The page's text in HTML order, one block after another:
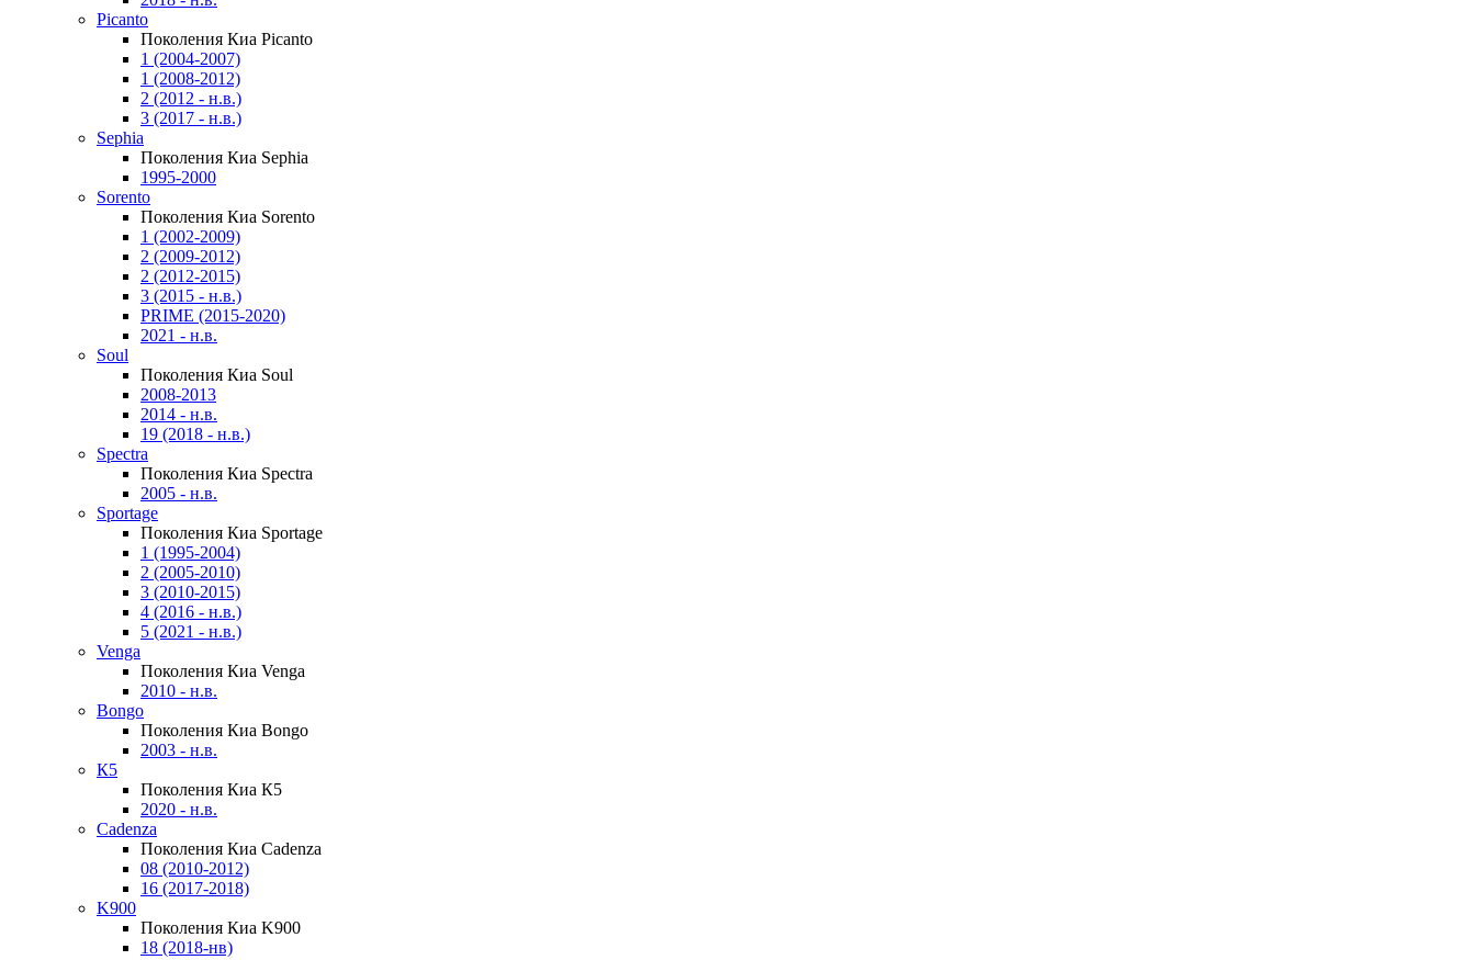
Picanto
Поколения Киа Picanto
1 (2004-2007)
1 (2008-2012)
2 (2012 - н.в.)
3 (2017 - н.в.)
Sephia
Поколения Киа Sephia
1995-2000
Sorento
Поколения Киа Sorento
1 (2002-2009)
2 (2009-2012)
2 (2012-2015)
3 (2015 - н.в.)
PRIME (2015-2020)
2021 - н.в.
Soul
Поколения Киа Soul
2008-2013
2014 - н.в.
19 (2018 - н.в.)
Spectra
Поколения Киа Spectra
2005 - н.в.
Sportage
Поколения Киа Sportage
1 (1995-2004)
2 (2005-2010)
3 (2010-2015)
4 (2016 - н.в.)
5 (2021 - н.в.)
Venga
Поколения Киа Venga
2010 - н.в.
Bongo
Поколения Киа Bongo
2003 - н.в.
К5
Поколения Киа К5
2020 - н.в.
Cadenza
Поколения Киа Cadenza
08 (2010-2012)
16 (2017-2018)
K900
Поколения Киа K900
18 (2018-нв)